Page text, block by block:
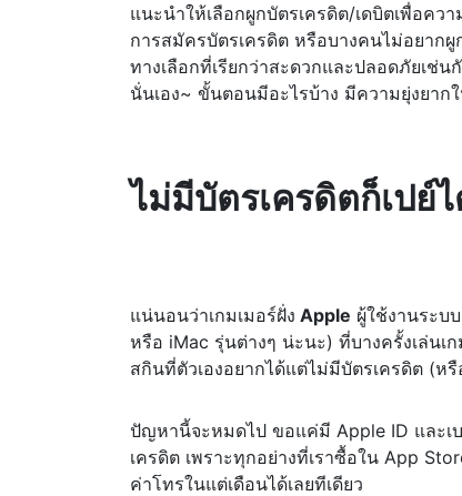
แนะนำให้เลือกผูกบัตรเครดิต/เดบิตเพื่อค
การสมัครบัตรเครดิต หรือบางคนไม่อยากผู
ทางเลือกที่เรียกว่าสะดวกและปลอดภัยเช่
นั่นเอง~ ขั้นตอนมีอะไรบ้าง มีความยุ่งยากใ
ไม่มีบัตรเครดิตก็เปย์
แน่นอนว่าเกมเมอร์ฝั่ง Apple ผู้ใช้งานระบบ
หรือ iMac รุ่นต่างๆ น่ะนะ) ที่บางครั้งเล่นเ
สกินที่ตัวเองอยากได้แต่ไม่มีบัตรเครดิต (หรื
ปัญหานี้จะหมดไป ขอแค่มี Apple ID และเบ
เครดิต เพราะทุกอย่างที่เราซื้อใน App
ค่าโทรในแต่เดือนได้เลยทีเดียว